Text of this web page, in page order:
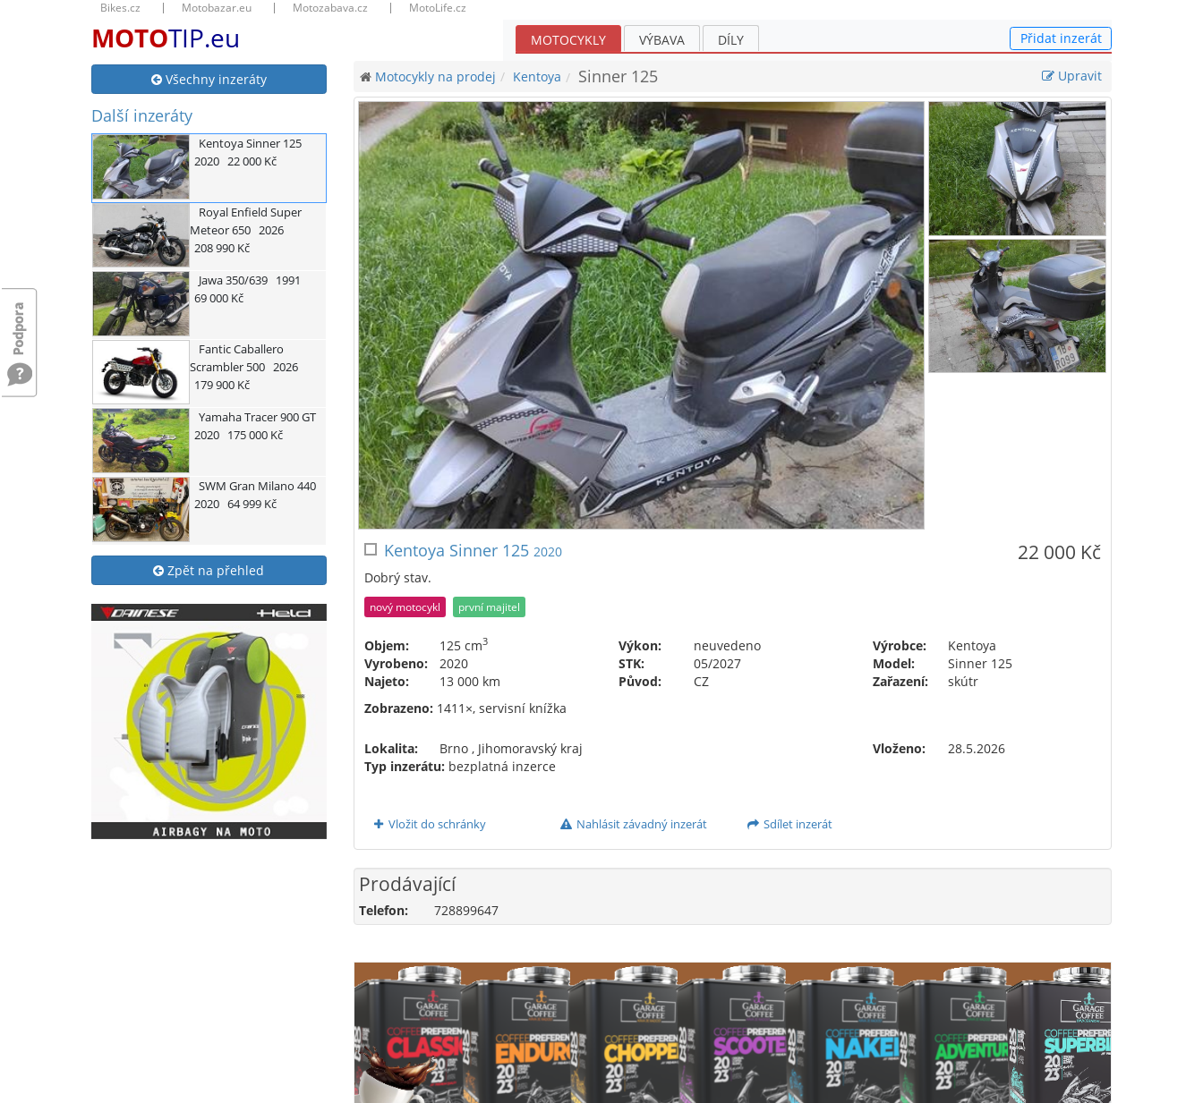
Bikes.cz Motobazar.eu Motozabava.cz MotoLife.cz
MOTOTIP.eu MOTOCYKLY VÝBAVA DÍLY Přidat inzerát
Všechny inzeráty
Další inzeráty
KentoyaSinner 125
2020 22 000 Kč
Royal Enfield Super
Meteor 650 2026
208 990 Kč
Jawa350/639 1991
69 000 Kč
FanticCaballero
Scrambler 500 2026
179 900 Kč
YamahaTracer 900 GT
2020 175 000 Kč
SWM Gran Milano 440
2020 64 999 Kč
Zpět na přehled
Upravit
Motocykly na prodej Kentoya Sinner 125
22 000 Kč
Kentoya Sinner 125 2020
Dobrý stav.
nový motocykl první majitel
Objem: 125 cm3
Vyrobeno:
2020
Najeto:
13 000 km
Výkon:
neuvedeno
STK:
05/2027
Původ:
CZ
Výrobce:
Kentoya
Model:
Sinner 125
Zařazení:
skútr
Zobrazeno: 1411×, servisní knížka
Lokalita: Brno , Jihomoravský kraj Vloženo:
28.5.2026
Typ inzerátu: bezplatná inzerce
Vložit do schránky Nahlásit závadný inzerát Sdílet inzerát
Prodávající
Telefon: 728899647